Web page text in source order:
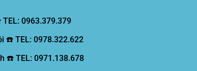
0963.379.379
☎️ TEL: 0978.322.622
☎️ TEL: 0971.138.678